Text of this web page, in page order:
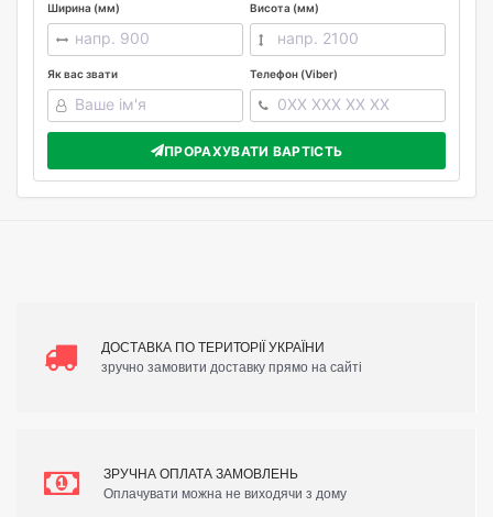
Ширина (мм) Висота (мм)
Як вас звати Телефон (Viber)
ПРОРАХУВАТИ ВАРТІСТЬ
ДОСТАВКА ПО ТЕРИТОРІЇ УКРАЇНИ
зручно замовити доставку прямо на сайті
ЗРУЧНА ОПЛАТА ЗАМОВЛЕНЬ
Оплачувати можна не виходячи з дому